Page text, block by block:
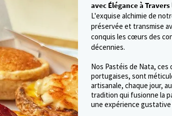
avec Élégance à
L'exquise alchimie de
préservée et transmise
conquis les cœurs des
décennies.
Nos Pastéis de Nata,
portugaises, sont
artisanale, chaque jour,
tradition qui fusionne la
une expérience gustative